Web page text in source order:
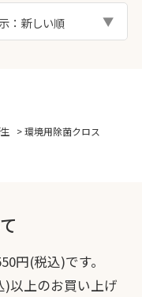
：新しい順
>環境用除菌クロス
円(税込)です。
以上のお買い上げ